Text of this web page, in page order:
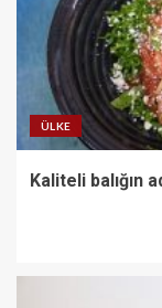
ÜLKE
Kaliteli balığın